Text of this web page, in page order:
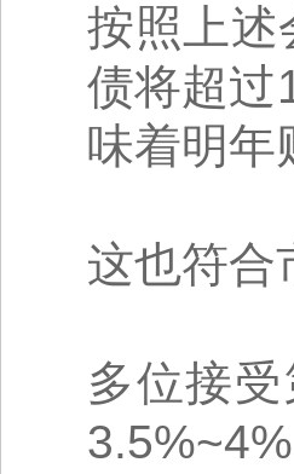
按照上述
债将超过
味着明年
这也符合
多位接